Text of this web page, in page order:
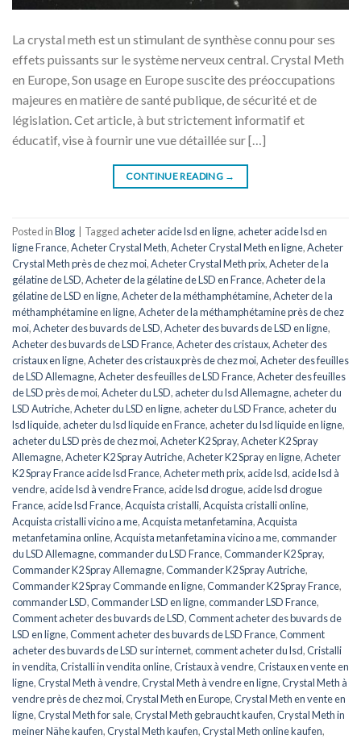
La crystal meth est un stimulant de synthèse connu pour ses
effets puissants sur le système nerveux central. Crystal Meth
en Europe, Son usage en Europe suscite des préoccupations
majeures en matière de santé publique, de sécurité et de
législation. Cet article, à but strictement informatif et
éducatif, vise à fournir une vue détaillée sur […]
CONTINUE READING →
Posted inBlog Tagged acheter acide lsd en ligne, acheter acide lsd en
ligne France,Acheter Crystal Meth,Acheter Crystal Meth en ligne,Acheter
Crystal Meth près de chez moi,Acheter Crystal Meth prix,Acheter de la
gélatine de LSD,Acheter de la gélatine de LSD en France,Acheter de la
gélatine de LSD en ligne,Acheter de la méthamphétamine,Acheter de la
méthamphétamine en ligne,Acheter de la méthamphétamine près de chez
moi,Acheter des buvards de LSD,Acheter des buvards de LSD en ligne,
Acheter des buvards de LSD France,Acheter des cristaux,Acheter des
cristaux en ligne,Acheter des cristaux près de chez moi,Acheter des feuilles
de LSD Allemagne,Acheter des feuilles de LSD France,Acheter des feuilles
de LSD près de moi,Acheter du LSD, acheter du lsd Allemagne, acheter du
LSD Autriche,Acheter du LSD en ligne, acheter du LSD France, acheter du
lsd liquide, acheter du lsd liquide en France, acheter du lsd liquide en ligne,
acheter du LSD près de chez moi,Acheter K2 Spray,Acheter K2 Spray
Allemagne,Acheter K2 Spray Autriche,Acheter K2 Spray en ligne,Acheter
K2 Spray France acide lsd France,Acheter meth prix, acide lsd, acide lsd à
vendre, acide lsd à vendre France, acide lsd drogue, acide lsd drogue
France, acide lsd France,Acquista cristalli,Acquista cristalli online,
Acquista cristalli vicino a me,Acquista metanfetamina,Acquista
metanfetamina online,Acquista metanfetamina vicino a me,commander
du LSD Allemagne,commander du LSD France,Commander K2 Spray,
Commander K2 Spray Allemagne,Commander K2 Spray Autriche,
Commander K2 Spray Commande en ligne,Commander K2 Spray France,
commander LSD,Commander LSD en ligne,commander LSD France,
Comment acheter des buvards de LSD,Comment acheter des buvards de
LSD en ligne,Comment acheter des buvards de LSD France,Comment
acheter des buvards de LSD sur internet,comment acheter du lsd,Cristalli
in vendita,Cristalli in vendita online,Cristaux à vendre,Cristaux en vente en
ligne,Crystal Meth à vendre,Crystal Meth à vendre en ligne,Crystal Meth à
vendre près de chez moi,Crystal Meth en Europe,Crystal Meth en vente en
ligne,Crystal Meth for sale,Crystal Meth gebraucht kaufen,Crystal Meth in
meiner Nähe kaufen,Crystal Meth kaufen,Crystal Meth online kaufen,